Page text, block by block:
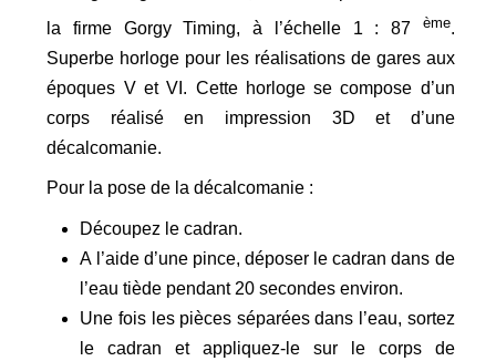
la firme Gorgy Timing, à l’échelle 1 : 87 ème.
Superbe horloge pour les réalisations de gares aux
époques V et VI. Cette horloge se compose d’un
corps réalisé en impression 3D et d’une
décalcomanie.
Pour la pose de la décalcomanie :
Découpez le cadran.
A l’aide d’une pince, déposer le cadran dans de
l’eau tiède pendant 20 secondes environ.
Une fois les pièces séparées dans l’eau, sortez
le cadran et appliquez-le sur le corps de